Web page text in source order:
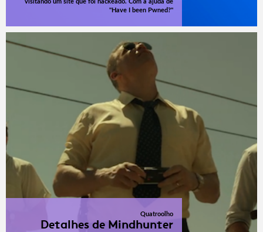
visitando um site que foi hackeado. Com a ajuda de
"Have I been Pwned?"
Quatroolho
Detalhes de Mindhunter